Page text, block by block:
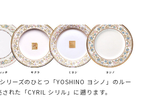
リーズのひとつ「YOSHINO ヨシノ」のルー
れた「CYRIL シリル」に遡ります。